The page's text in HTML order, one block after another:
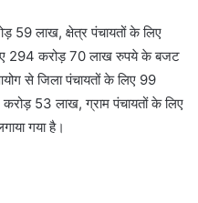
59 लाख, क्षेत्र पंचायतों के लिए
294 करोड़ 70 लाख रुपये के बजट
से जिला पंचायतों के लिए 99
53 लाख, ग्राम पंचायतों के लिए
गया है।